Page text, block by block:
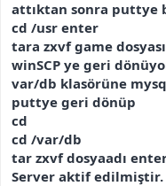
attıktan sonra puttye
cd /usr enter
tara zxvf game
winSCP ye geri
var/db klasörüne
puttye geri dönüp
cd
cd /var/db
tar zxvf dosyaadı
Server aktif edilmiştir.